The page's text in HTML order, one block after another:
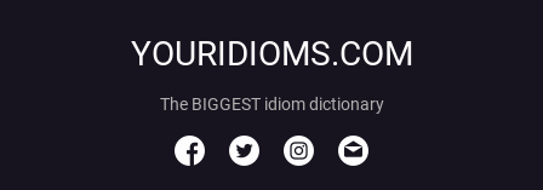
YOURIDIOMS.COM
The BIGGEST idiom dictionary